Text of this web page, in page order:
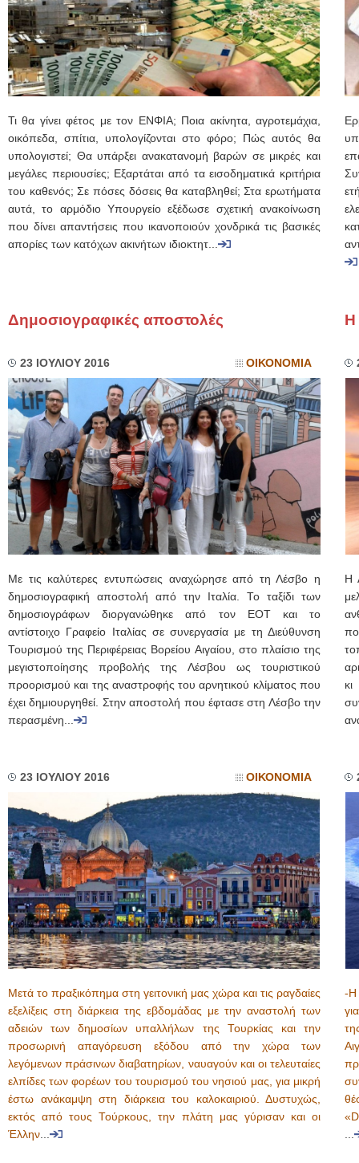
Τι θα γίνει φέτος με τον ΕΝΦΙΑ; Ποια ακίνητα, αγροτεμάχια,
οικόπεδα, σπίτια, υπολογίζονται στο φόρο; Πώς αυτός θα
υπολογιστεί; Θα υπάρξει ανακατανομή βαρών σε μικρές και
μεγάλες περιουσίες; Εξαρτάται από τα εισοδηματικά κριτήρια
του καθενός; Σε πόσες δόσεις θα καταβληθεί; Στα ερωτήματα
αυτά, το αρμόδιο Υπουργείο εξέδωσε σχετική ανακοίνωση
που δίνει απαντήσεις που ικανοποιούν χονδρικά τις βασικές
απορίες των κατόχων ακινήτων ιδιοκτητ...
Δημοσιογραφικές αποστολές
23 ΙΟΥΛΙΟΥ 2016 ΟΙΚΟΝΟΜΙΑ
Με τις καλύτερες εντυπώσεις αναχώρησε από τη Λέσβο η
δημοσιογραφική αποστολή από την Ιταλία. Το ταξίδι των
δημοσιογράφων διοργανώθηκε από τον ΕΟΤ και το
αντίστοιχο Γραφείο Ιταλίας σε συνεργασία με τη Διεύθυνση
Τουρισμού της Περιφέρειας Βορείου Αιγαίου, στο πλαίσιο της
μεγιστοποίησης προβολής της Λέσβου ως τουριστικού
προορισμού και της αναστροφής του αρνητικού κλίματος που
έχει δημιουργηθεί. Στην αποστολή που έφτασε στη Λέσβο την
περασμένη...
Η
Η
23 ΙΟΥΛΙΟΥ 2016 ΟΙΚΟΝΟΜΙΑ
Μετά το πραξικόπημα στη γειτονική μας χώρα και τις ραγδαίες
εξελίξεις στη διάρκεια της εβδομάδας με την αναστολή των
αδειών των δημοσίων υπαλλήλων της Τουρκίας και την
προσωρινή απαγόρευση εξόδου από την χώρα των
λεγόμενων πράσινων διαβατηρίων, ναυαγούν και οι τελευταίες
ελπίδες των φορέων του τουρισμού του νησιού μας, για μικρή
έστω ανάκαμψη στη διάρκεια του καλοκαιριού. Δυστυχώς,
εκτός από τους Τούρκους, την πλάτη μας γύρισαν και οι
Έλλην...
-Η
...